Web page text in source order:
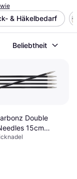
praktischen
nach
suchst,
Produkt. Du
um deine
erfahren und die
hier und finde
brauchst.
& Häkelbedarf
Beliebtheit
Double
15cm